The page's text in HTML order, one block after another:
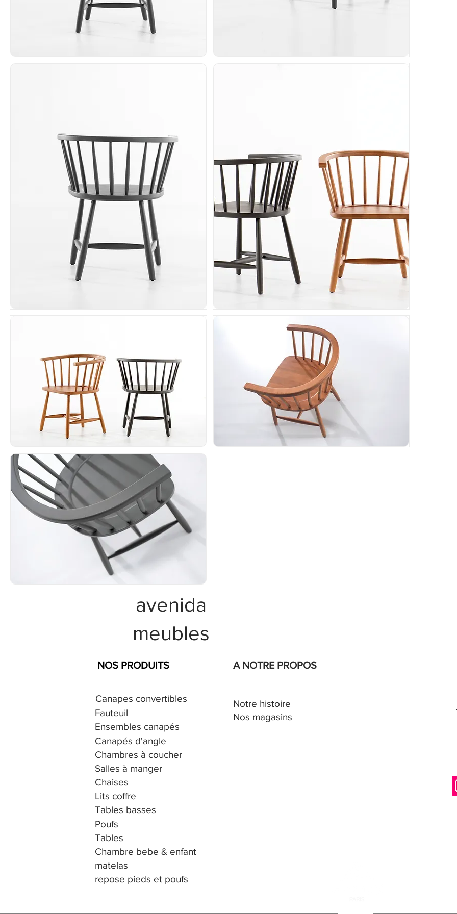
avenida
meubles
NOS PRODUITS
Canapes convertibles
Fauteuil
Ensembles canapés
A NOTRE PROPOS
Notre histoire
Nos magasins
Canapés d'angle
Chambres à coucher
Salles à manger
Chaises
Lits coffre
Tables basses
Poufs
Tables
Chambre bebe & enfant
matelas
repose pieds et poufs